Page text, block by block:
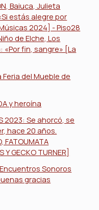
Baiuca, Julieta
estás alegre por
2024] - Piso28
de Elche, Los
«Por fin, sangre» [La
Feria del Mueble de
y heroína
2023: Se ahorcó, se
hace 20 años.
FATOUMATA
Y GECKO TURNER]
Sonoros
gracias